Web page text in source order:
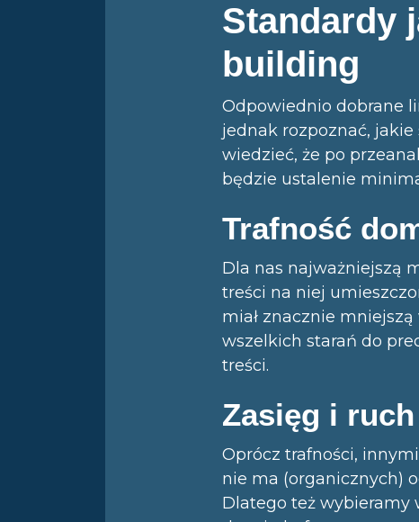
Standardy
building
Odpowiednio dobrane
jednak rozpoznać,
wiedzieć, że po
będzie ustalenie
Trafność
Dla nas najważniejszą
treści na niej
miał znacznie
wszelkich starań do
treści.
Zasięg i ruch
Oprócz trafności,
nie ma (organicznych)
Dlatego też wybieramy